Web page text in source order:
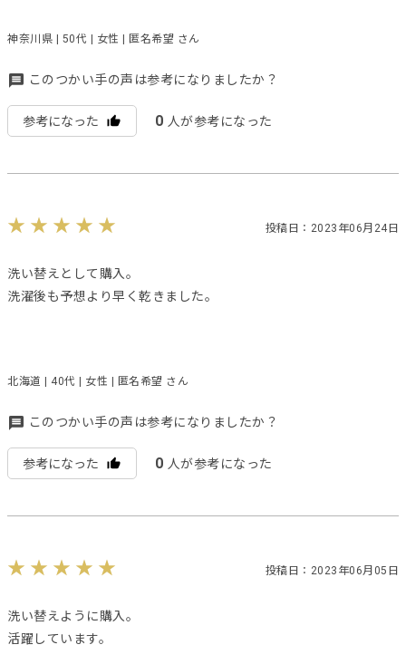
神奈川県 | 50代 | 女性 | 匿名希望 さん
このつかい手の声は参考になりましたか？
参考になった 0 人が参考になった
投稿日：2023年06月24日
洗い替えとして購入。
洗濯後も予想より早く乾きました。
北海道 | 40代 | 女性 | 匿名希望 さん
このつかい手の声は参考になりましたか？
参考になった 0 人が参考になった
投稿日：2023年06月05日
洗い替えように購入。
活躍しています。